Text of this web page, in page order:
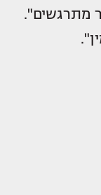
מתרגשים".